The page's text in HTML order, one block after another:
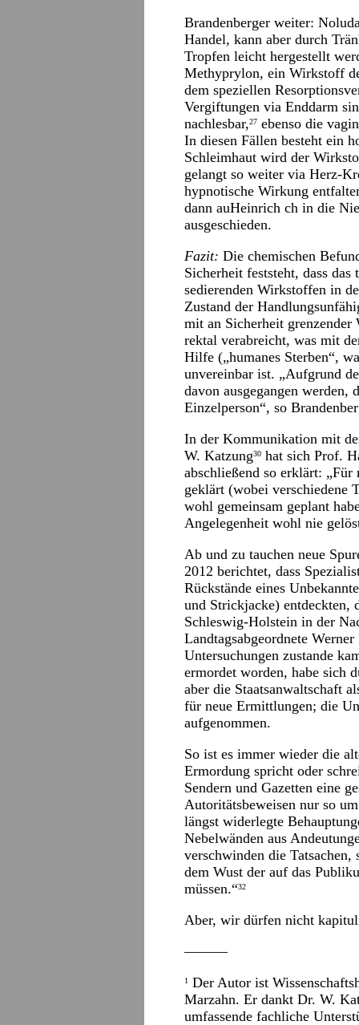
Brandenberger weiter:
Handel, kann aber durch
Tropfen leicht hergestellt
Methyprylon, ein Wirkstoff
dem speziellen
Vergiftungen via Enddarm
nachlesbar,27 ebenso die
In diesen Fällen besteht ein
Schleimhaut wird der
gelangt so weiter via Herz-
hypnotische Wirkung
dann auHeinrich ch in die
ausgeschieden.
Fazit: Die chemischen
Sicherheit feststeht, dass
sedierenden Wirkstoffen in
Zustand der
mit an Sicherheit
rektal verabreicht, was mit
Hilfe („humanes Sterben“,
unvereinbar ist. „Aufgrund
davon ausgegangen werden,
Einzelperson“, so
In der Kommunikation mit
W. Katzung30 hat sich Prof.
abschließend so erklärt:
geklärt (wobei verschiedene
wohl gemeinsam geplant
Angelegenheit wohl nie
Ab und zu tauchen neue
2012 berichtet, dass
Rückstände eines
und Strickjacke) entdeckten,
Schleswig-Holstein in der
Landtagsabgeordnete
Untersuchungen zustande
ermordet worden, habe sich
aber die Staatsanwaltschaft
für neue Ermittlungen; die
aufgenommen.
So ist es immer wieder die
Ermordung spricht oder
Sendern und Gazetten eine
Autoritätsbeweisen nur so
längst widerlegte
Nebelwänden aus
verschwinden die Tatsachen,
dem Wust der auf das
müssen.“32
Aber, wir dürfen nicht
———
1 Der Autor ist
Marzahn. Er dankt Dr. W.
umfassende fachliche